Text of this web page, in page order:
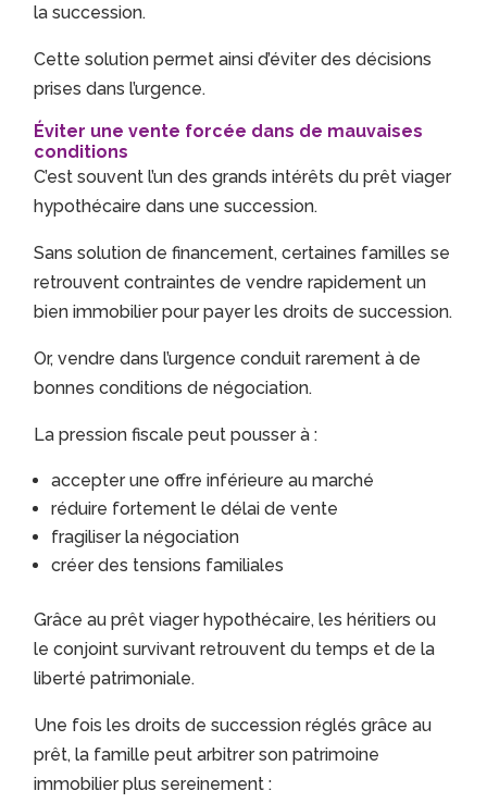
la succession.
Cette solution permet ainsi d’éviter des décisions
prises dans l’urgence.
Éviter une vente forcée dans de mauvaises
conditions
C’est souvent l’un des grands intérêts du prêt viager
hypothécaire dans une succession.
Sans solution de financement, certaines familles se
retrouvent contraintes de vendre rapidement un
bien immobilier pour payer les droits de succession.
Or, vendre dans l’urgence conduit rarement à de
bonnes conditions de négociation.
La pression fiscale peut pousser à :
accepter une offre inférieure au marché
réduire fortement le délai de vente
fragiliser la négociation
créer des tensions familiales
Grâce au prêt viager hypothécaire, les héritiers ou
le conjoint survivant retrouvent du temps et de la
liberté patrimoniale.
Une fois les droits de succession réglés grâce au
prêt, la famille peut arbitrer son patrimoine
immobilier plus sereinement :